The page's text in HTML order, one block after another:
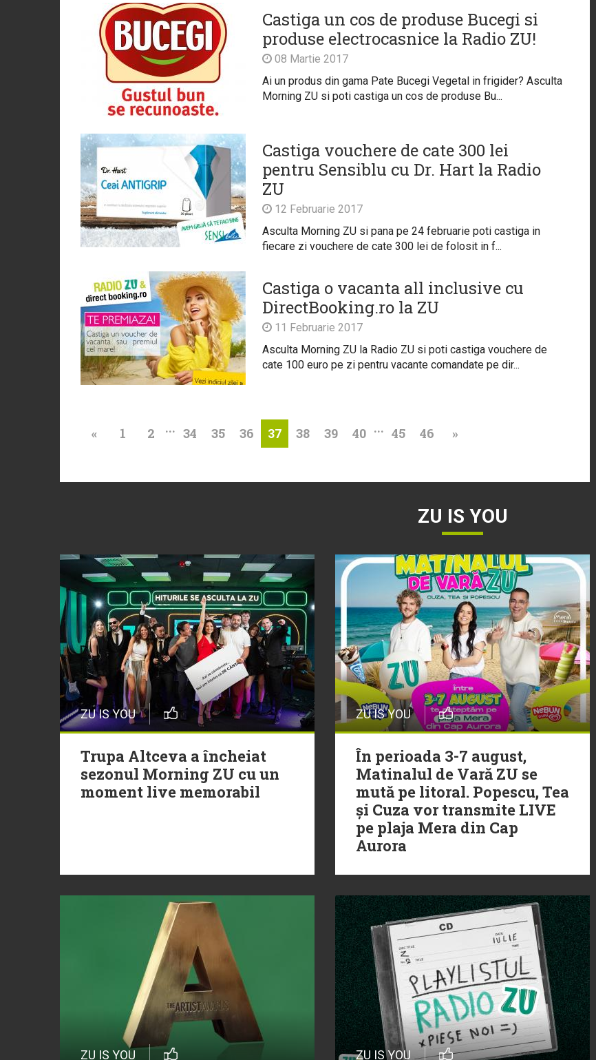
Castiga un cos de produse Bucegi si
produse electrocasnice la Radio ZU!
08 Martie 2017
Ai un produs din gama Pate Bucegi Vegetal in frigider? Asculta
Morning ZU si poti castiga un cos de produse Bu...
Castiga vouchere de cate 300 lei
pentru Sensiblu cu Dr. Hart la Radio
ZU
12 Februarie 2017
Asculta Morning ZU si pana pe 24 februarie poti castiga in
fiecare zi vouchere de cate 300 lei de folosit in f...
Castiga o vacanta all inclusive cu
DirectBooking.ro la ZU
11 Februarie 2017
Asculta Morning ZU la Radio ZU si poti castiga vouchere de
cate 100 euro pe zi pentru vacante comandate pe dir...
« 1 2 ... 34 35 36 37 38 39 40 ... 45 46 »
ZU IS YOU
ZU IS YOU
Trupa Altceva a încheiat
sezonul Morning ZU cu un
moment live memorabil
ZU IS YOU
În perioada 3-7 august,
Matinalul de Vară ZU se
mută pe litoral. Popescu, Tea
și Cuza vor transmite LIVE
pe plaja Mera din Cap
Aurora
ZU IS YOU ZU IS YOU